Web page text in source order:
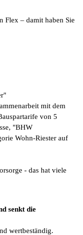
Flex – damit haben Sie
mit dem
von 5
"BHW
Wohn-Riester auf
- das hat viele
senkt die
wertbeständig.